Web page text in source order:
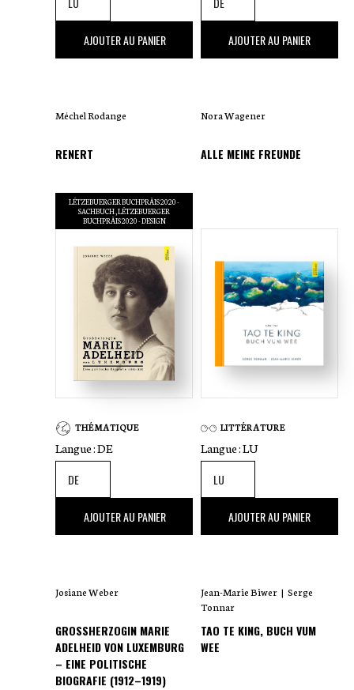
,00 €
AJOUTER AU PANIER
Méchel Rodange
RENERT
,00 €
AJOUTER AU PANIER
Nora Wagener
ALLE MEINE FREUNDE
LËTZEBUERGER BUCHPRÄIS 2020 -
SACHBUCH LËTZEBUERGER
BUCHPRÄIS 2020 - DESIGN
THÉMATIQUE
Langue :DE
,00 €
AJOUTER AU PANIER
Josiane Weber
GROSSHERZOGIN MARIE A
DELHEID VON LUXEMBURG –
EINE POLITISCHE B
IOGRAFIE (1912–1919)
LITTÉRATURE
Langue :LU
,00 €
AJOUTER AU PANIER
Jean-Marie Biwer | Serge
Tonnar
TAO TE KING, BUCH VUM
WEE